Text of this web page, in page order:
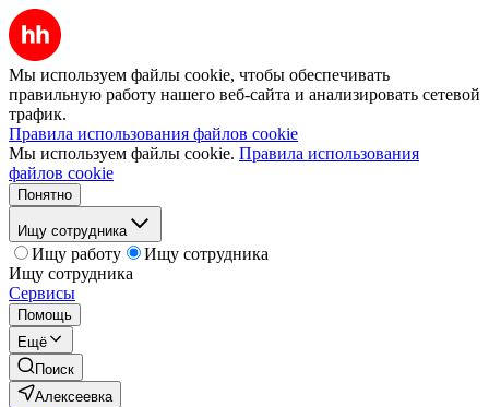
Мы используем файлы cookie, чтобы обеспечивать
правильную работу нашего веб-сайта и анализировать сетевой
трафик.
Правила использования файлов cookie
Мы используем файлы cookie. Правила использования
файлов cookie
Понятно
Ищу сотрудника
Ищу работу
Ищу сотрудника
Ищу сотрудника
Сервисы
Помощь
Ещё
Поиск
Алексеевка